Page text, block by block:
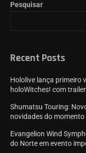
Pesquisar
Recent Posts
Hololive lança primeiro
holoWitches! com
Shumatsu Touring:
novidades do momento
Evangelion Wind
do Norte em evento